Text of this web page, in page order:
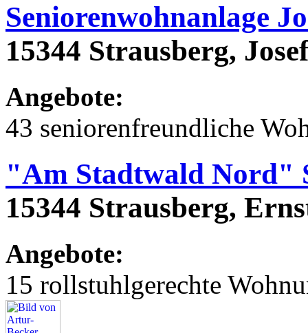
Seniorenwohnanlage
15344 Strausberg,
Angebote:
43 seniorenfreundliche
"Am Stadtwald Nord"
15344 Strausberg,
Angebote:
15 rollstuhlgerechte